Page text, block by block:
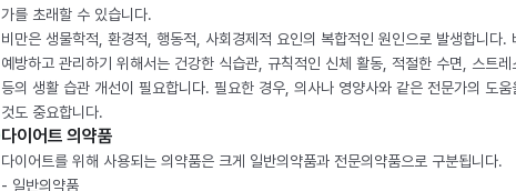
가를 초래할 수 있습니다.
비만은 생물학적, 환경적, 행동적, 사회경제적 요인의 복합적인 원인으로 발생합니다.
예방하고 관리하기 위해서는 건강한 식습관, 규칙적인 신체 활동, 적절한 수면, 스트레
등의 생활 습관 개선이 필요합니다. 필요한 경우, 의사나 영양사와 같은 전문가의 도움
것도 중요합니다.
다이어트 의약품
다이어트를 위해 사용되는 의약품은 크게 일반의약품과 전문의약품으로 구분됩니다.
- 일반의약품